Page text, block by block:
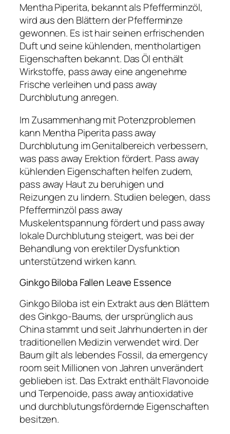
Mentha Piperita, bekannt als Pfefferminzöl,
wird aus den Blättern der Pfefferminze
gewonnen. Es ist hair seinen erfrischenden
Duft und seine kühlenden, mentholartigen
Eigenschaften bekannt. Das Öl enthält
Wirkstoffe, pass away eine angenehme
Frische verleihen und pass away
Durchblutung anregen.
Im Zusammenhang mit Potenzproblemen
kann Mentha Piperita pass away
Durchblutung im Genitalbereich verbessern,
was pass away Erektion fördert. Pass away
kühlenden Eigenschaften helfen zudem,
pass away Haut zu beruhigen und
Reizungen zu lindern. Studien belegen, dass
Pfefferminzöl pass away
Muskelentspannung fördert und pass away
lokale Durchblutung steigert, was bei der
Behandlung von erektiler Dysfunktion
unterstützend wirken kann.
Ginkgo Biloba Fallen Leave Essence
Ginkgo Biloba ist ein Extrakt aus den Blättern
des Ginkgo-Baums, der ursprünglich aus
China stammt und seit Jahrhunderten in der
traditionellen Medizin verwendet wird. Der
Baum gilt als lebendes Fossil, da emergency
room seit Millionen von Jahren unverändert
geblieben ist. Das Extrakt enthält Flavonoide
und Terpenoide, pass away antioxidative
und durchblutungsfördernde Eigenschaften
besitzen.